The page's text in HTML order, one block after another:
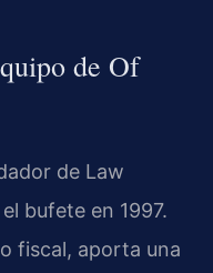
de Of
de Law
bufete en 1997.
fiscal, aporta una